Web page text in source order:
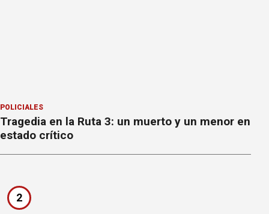
POLICIALES
Tragedia en la Ruta 3: un muerto y un menor en
estado crítico
2